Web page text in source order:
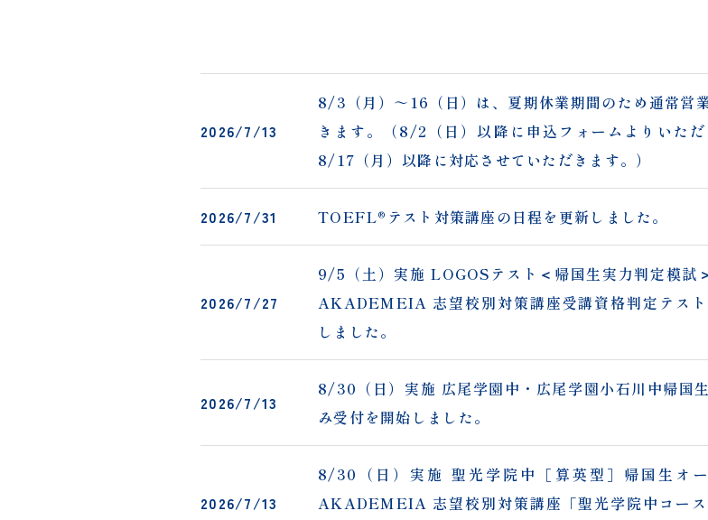
2026/7/13
8/3（月）～16（日）は、夏期休業期間のため通常営
きます。（8/2（日）以降に申込フォームよりいただ
8/17（月）以降に対応させていただきます。）
2026/7/31 TOEFL®テスト対策講座の日程を更新しました。
2026/7/27
9/5（土）実施 LOGOSテスト＜帰国生実力判定模試
AKADEMEIA 志望校別対策講座受講資格判定テス
しました。
2026/7/13
8/30（日）実施 広尾学園中・広尾学園小石川中帰国
み受付を開始しました。
2026/7/13
8/30（日）実施 聖光学院中［算英型］帰国生オ
AKADEMEIA 志望校別対策講座「聖光学院中コー